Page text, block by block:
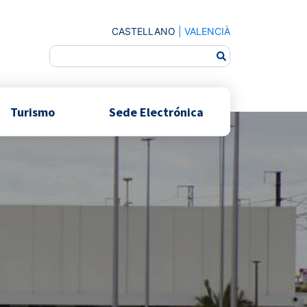
CASTELLANO VALENCIÀ
Turismo Sede Electrónica